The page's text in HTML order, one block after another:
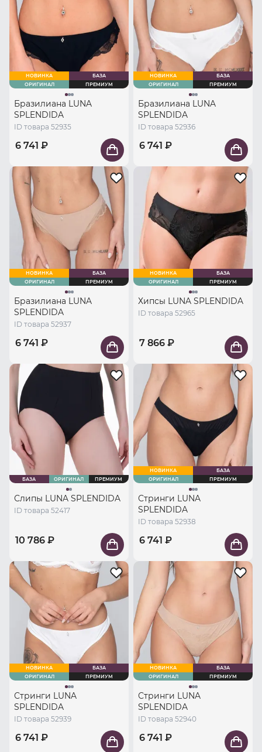
НОВИНКА
БАЗА
ОРИГИНАЛ
ПРЕМИУМ
Бразилиана LUNA
SPLENDIDA
ID товара 52935
6 741 ₽
НОВИНКА
БАЗА
ОРИГИНАЛ
ПРЕМИУМ
Бразилиана LUNA
SPLENDIDA
ID товара 52936
6 741 ₽
НОВИНКА
БАЗА
ОРИГИНАЛ
ПРЕМИУМ
Бразилиана LUNA
SPLENDIDA
ID товара 52937
6 741 ₽
НОВИНКА
БАЗА
ОРИГИНАЛ
ПРЕМИУМ
Хипсы LUNA SPLENDIDA
ID товара 52965
7 866 ₽
БАЗА ОРИГИНАЛ ПРЕМИУМ
Слипы LUNA SPLENDIDA
ID товара 52417
10 786 ₽
НОВИНКА
БАЗА
ОРИГИНАЛ
ПРЕМИУМ
Стринги LUNA
SPLENDIDA
ID товара 52938
6 741 ₽
НОВИНКА
БАЗА
ОРИГИНАЛ
ПРЕМИУМ
Стринги LUNA
SPLENDIDA
ID товара 52939
6 741 ₽
НОВИНКА
БАЗА
ОРИГИНАЛ
ПРЕМИУМ
Стринги LUNA
SPLENDIDA
ID товара 52940
6 741 ₽